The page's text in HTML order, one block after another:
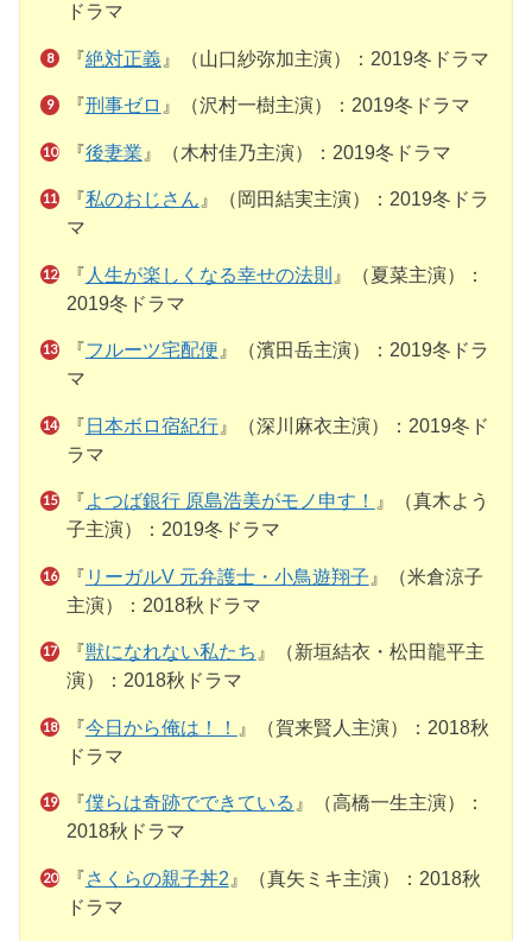
ドラマ
『絶対正義』（山口紗弥加主演）：2019冬ドラマ
『刑事ゼロ 』（沢村一樹主演）：2019冬ドラマ
『後妻業 』（木村佳乃主演）：2019冬ドラマ
『私のおじさん 』（岡田結実主演）：2019冬ドラ
マ
『 人生が楽しくなる幸せの法則 』（夏菜主演）：
2019冬ドラマ
『フルーツ宅配便 』（濱田岳主演）：2019冬ドラ
マ
『 日本ボロ宿紀行』（深川麻衣主演）：2019冬ド
ラマ
『よつば銀行 原島浩美がモノ申す！
』（真木よう
子主演）：2019冬ドラマ
『 リーガルV 元弁護士・小鳥遊翔子 』（米倉涼子
主演）：2018秋ドラマ
『獣になれない私たち 』（新垣結衣・松田龍平主
演）：2018秋ドラマ
『今日から俺は！！
』（賀来賢人主演）：2018秋
ドラマ
『僕らは奇跡でできている 』（高橋一生主演）：
2018秋ドラマ
『さくらの親子丼2 』（真矢ミキ主演）：2018秋
ドラマ